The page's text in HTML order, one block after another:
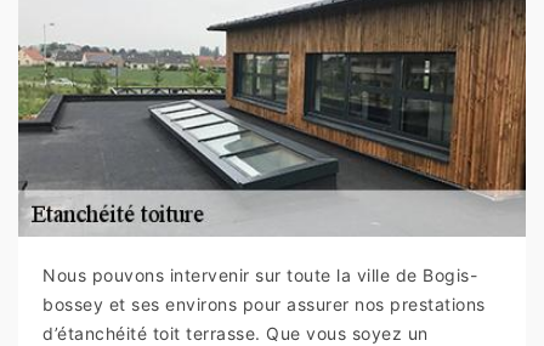
Nous pouvons intervenir sur toute la ville de Bogis-
bossey et ses environs pour assurer nos prestations
d’étanchéité toit terrasse. Que vous soyez un